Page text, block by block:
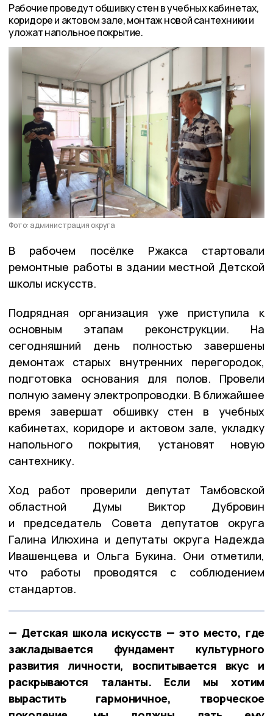
Рабочие проведут обшивку стен в учебных кабинетах,
коридоре и актовом зале, монтаж новой сантехники и
уложат напольное покрытие.
Фото: администрация округа
В рабочем посёлке Ржакса стартовали
ремонтные работы в здании местной Детской
школы искусств.
Подрядная организация уже приступила к
основным этапам реконструкции. На
сегодняшний день полностью завершены
демонтаж старых внутренних перегородок,
подготовка основания для полов. Провели
полную замену электропроводки. В ближайшее
время завершат обшивку стен в учебных
кабинетах, коридоре и актовом зале, укладку
напольного покрытия, установят новую
сантехнику.
Ход работ проверили депутат Тамбовской
областной Думы Виктор Дубровин
и председатель Совета депутатов округа
Галина Илюхина и депутаты округа Надежда
Ивашенцева и Ольга Букина. Они отметили,
что работы проводятся с соблюдением
стандартов.
— Детская школа искусств — это место, где
закладывается фундамент культурного
развития личности, воспитывается вкус и
раскрываются таланты. Если мы хотим
вырастить гармоничное, творческое